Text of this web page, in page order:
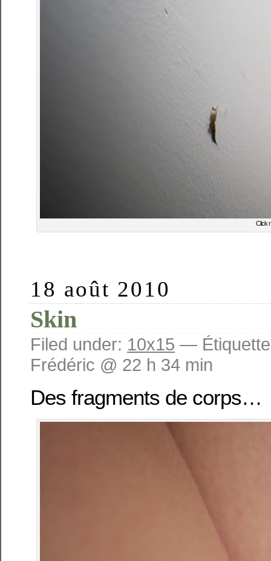
Click
18 août 2010
Skin
Filed under: 10x15 —
Frédéric @ 22 h 34 min
Des fragments de corps…